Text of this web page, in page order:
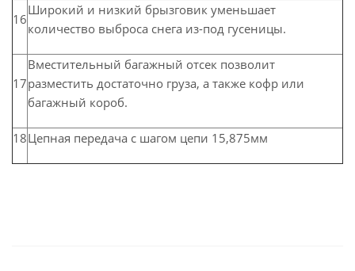
16
Широкий и низкий брызговик уменьшает
количество выброса снега из-под гусеницы.
17
Вместительный багажный отсек позволит
разместить достаточно груза, а также кофр или
багажный короб.
18Цепная передача с шагом цепи 15,875мм